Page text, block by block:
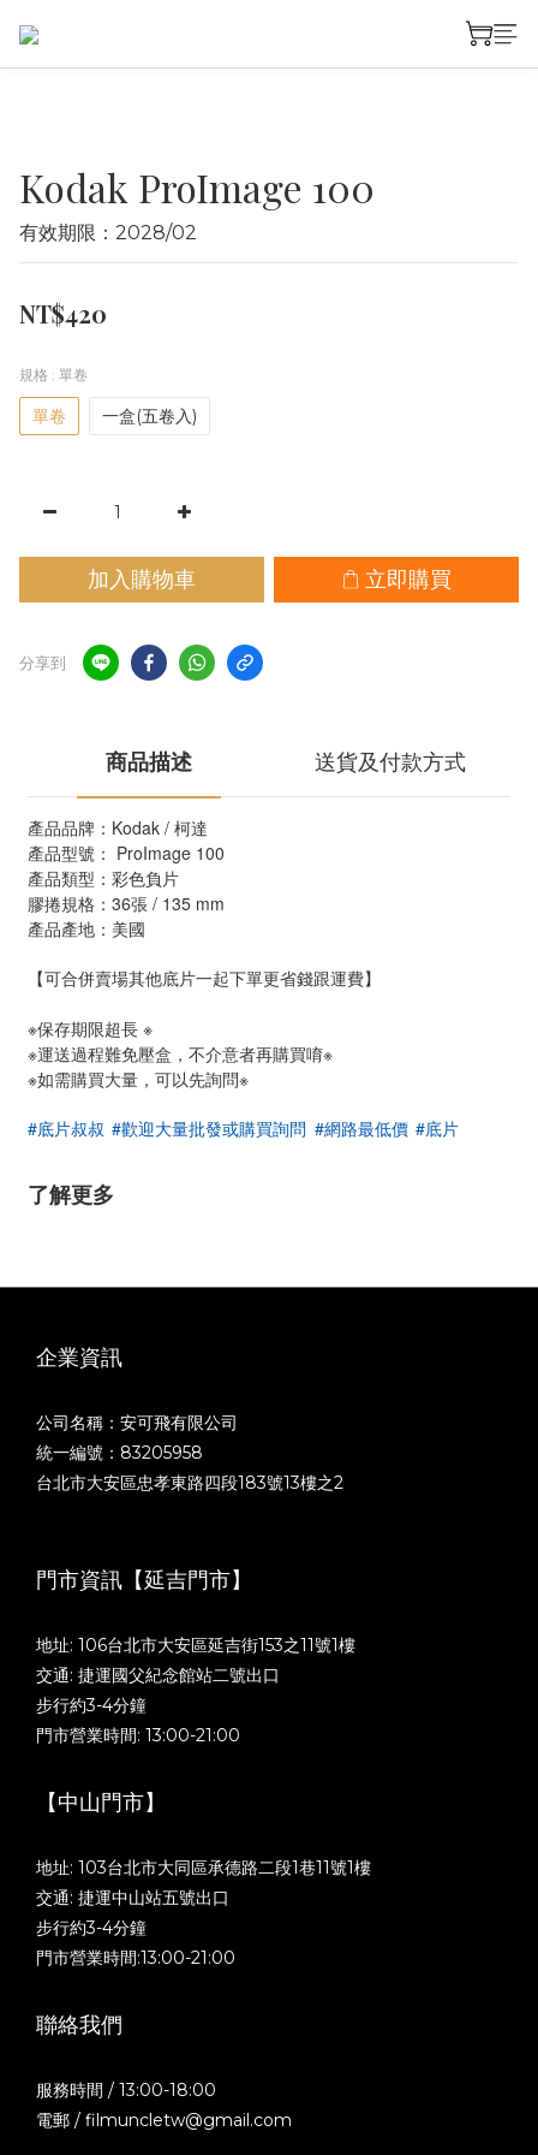
Kodak ProImage 100
有效期限：2028/02
NT$420
規格 : 單卷
單卷 一盒(五卷入)
加入購物車 立即購買
分享到
商品描述 送貨及付款方式
產品品牌：Kodak / 柯達
產品型號： ProImage 100
產品類型：彩色負片
膠捲規格：36張 / 135 mm
產品產地：美國
【可合併賣場其他底片一起下單更省錢跟運費】
※保存期限超長 ※
※運送過程難免壓盒，不介意者再購買唷※
※如需購買大量，可以先詢問※
#底片叔叔 #歡迎大量批發或購買詢問 #網路最低價 #底片
了解更多
企業資訊
公司名稱：安可飛有限公司
統一編號：83205958
台北市大安區忠孝東路四段183號13樓之2
門市資訊【延吉門市】
地址: 106台北市大安區延吉街153之11號1樓
交通: 捷運國父紀念館站二號出口
步行約3-4分鐘
門市營業時間: 13:00-21:00
【中山門市】
地址: 103台北市大同區承德路二段1巷11號1樓
交通: 捷運中山站五號出口
步行約3-4分鐘
門市營業時間:13:00-21:00
聯絡我們
服務時間 / 13:00-18:00
電郵 / filmuncletw@gmail.com